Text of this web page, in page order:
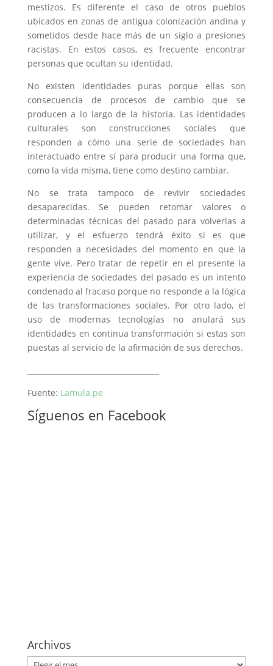
mestizos. Es diferente el caso de otros pueblos
ubicados en zonas de antigua colonización andina y
sometidos desde hace más de un siglo a presiones
racistas. En estos casos, es frecuente encontrar
personas que ocultan su identidad.
No existen identidades puras porque ellas son
consecuencia de procesos de cambio que se
producen a lo largo de la historia. Las identidades
culturales son construcciones sociales que
responden a cómo una serie de sociedades han
interactuado entre sí para producir una forma que,
como la vida misma, tiene como destino cambiar.
No se trata tampoco de revivir sociedades
desaparecidas. Se pueden retomar valores o
determinadas técnicas del pasado para volverlas a
utilizar, y el esfuerzo tendrá éxito si es que
responden a necesidades del momento en que la
gente vive. Pero tratar de repetir en el presente la
experiencia de sociedades del pasado es un intento
condenado al fracaso porque no responde a la lógica
de las transformaciones sociales. Por otro lado, el
uso de modernas tecnologías no anulará sus
identidades en continua transformación si estas son
puestas al servicio de la afirmación de sus derechos.
Fuente: Lamula.pe
Síguenos en Facebook
Archivos
Archivos